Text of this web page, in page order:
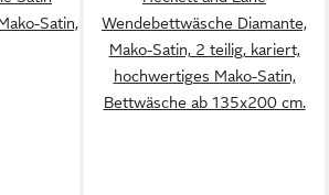
Satin,
Wendebettwäsche Diamante,
Mako-Satin, 2 teilig, kariert,
hochwertiges Mako-Satin,
Bettwäsche ab 135x200 cm.